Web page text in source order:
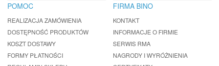
POMOC
REALIZACJA ZAMÓWIENIA
DOSTĘPNOŚĆ PRODUKTÓW
KOSZT DOSTAWY
FORMY PŁATNOŚCI
FIRMA BINO
KONTAKT
INFORMACJE O FIRMIE
SERWIS RMA
NAGRODY I WYRÓŻNIENIA